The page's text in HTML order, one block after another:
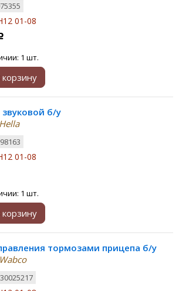
01-08
1 шт.
корзину
звуковой б/у
01-08
1 шт.
корзину
тормозами прицепа б/у